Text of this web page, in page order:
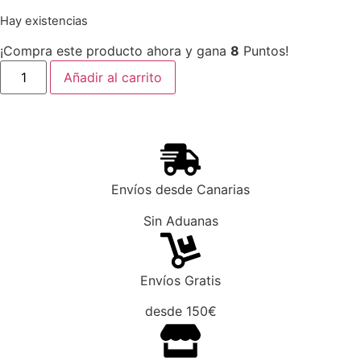
Hay existencias
¡Compra este producto ahora y gana 8 Puntos!
Añadir al carrito
Envíos desde Canarias
Sin Aduanas
Envíos Gratis
desde 150€